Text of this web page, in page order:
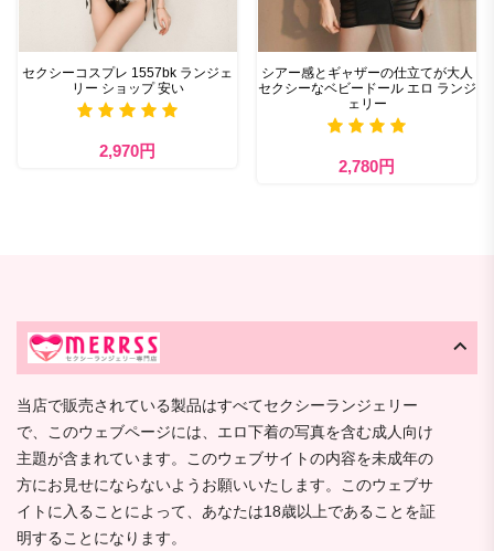
セクシーコスプレ 1557bk ランジェ
リー ショップ 安い
2,970円
シアー感とギャザーの仕立てが大人
セクシーなベビードール エロ ランジ
ェリー
2,780円
当店で販売されている製品はすべてセクシーランジェリー
で、このウェブページには、エロ下着の写真を含む成人向け
主題が含まれています。このウェブサイトの内容を未成年の
方にお見せにならないようお願いいたします。このウェブサ
イトに入ることによって、あなたは18歳以上であることを証
明することになります。